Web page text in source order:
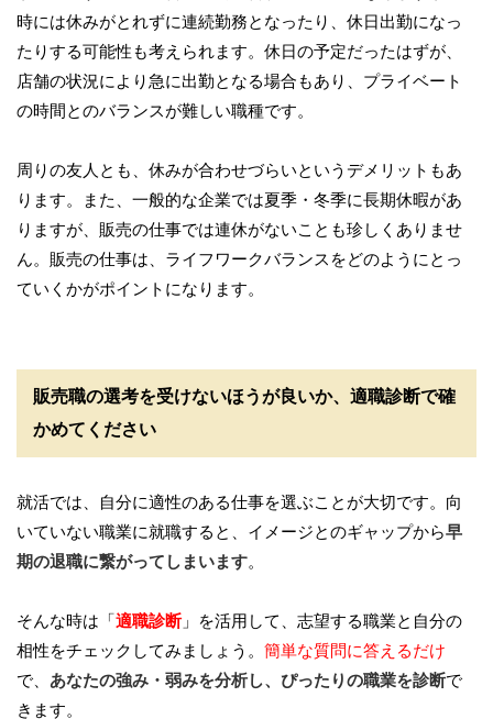
時には休みがとれずに連続勤務となったり、休日出勤になっ
たりする可能性も考えられます。休日の予定だったはずが、
店舗の状況により急に出勤となる場合もあり、プライベート
の時間とのバランスが難しい職種です。
周りの友人とも、休みが合わせづらいというデメリットもあ
ります。また、一般的な企業では夏季・冬季に長期休暇があ
りますが、販売の仕事では連休がないことも珍しくありませ
ん。販売の仕事は、ライフワークバランスをどのようにとっ
ていくかがポイントになります。
販売職の選考を受けないほうが良いか、適職診断で確
かめてください
就活では、自分に適性のある仕事を選ぶことが大切です。向
いていない職業に就職すると、イメージとのギャップから早
期の退職に繋がってしまいます。
そんな時は「適職診断」を活用して、志望する職業と自分の
相性をチェックしてみましょう。 簡単な質問に答えるだけ
で、 あなたの強み・弱みを分析し、ぴったりの職業を診断で
きます。